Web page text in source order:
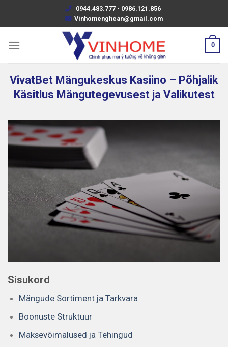
0944.483.777 - 0986.121.856
Vinhomenghean@gmail.com
0
VivatBet Mängukeskus Kasiino – Põhjalik
Käsitlus Mängutegevusest ja Valikutest
Sisukord
Mängude Sortiment ja Tarkvara
Boonuste Struktuur
Maksevõimalused ja Tehingud